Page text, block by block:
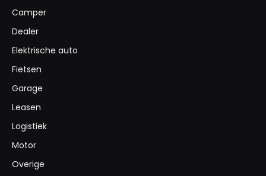
Camper
Dealer
Elektrische auto
Fietsen
Garage
Leasen
Logistiek
Motor
Overige